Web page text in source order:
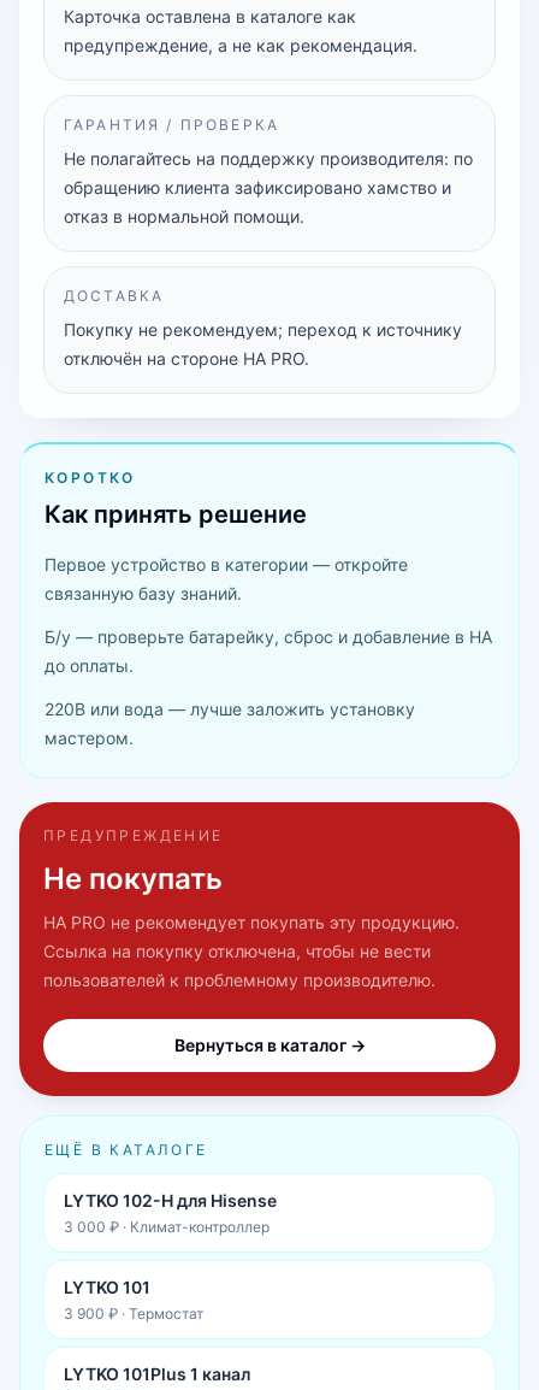
Карточка оставлена в каталоге как
предупреждение, а не как рекомендация.
ГАРАНТИЯ / ПРОВЕРКА
Не полагайтесь на поддержку производителя: по
обращению клиента зафиксировано хамство и
отказ в нормальной помощи.
ДОСТАВКА
Покупку не рекомендуем; переход к источнику
отключён на стороне HA PRO.
КОРОТКО
Как принять решение
Первое устройство в категории — откройте
связанную базу знаний.
Б/у — проверьте батарейку, сброс и добавление в HA
до оплаты.
220В или вода — лучше заложить установку
мастером.
ПРЕДУПРЕЖДЕНИЕ
Не покупать
HA PRO не рекомендует покупать эту продукцию.
Ссылка на покупку отключена, чтобы не вести
пользователей к проблемному производителю.
Вернуться в каталог →
ЕЩЁ В КАТАЛОГЕ
LYTKO 102-H для Hisense
3 000 ₽ · Климат-контроллер
LYTKO 101
3 900 ₽ · Термостат
LYTKO 101Plus 1 канал